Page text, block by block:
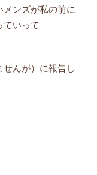
ンズが私の前に
ていって
せんが）に報告し